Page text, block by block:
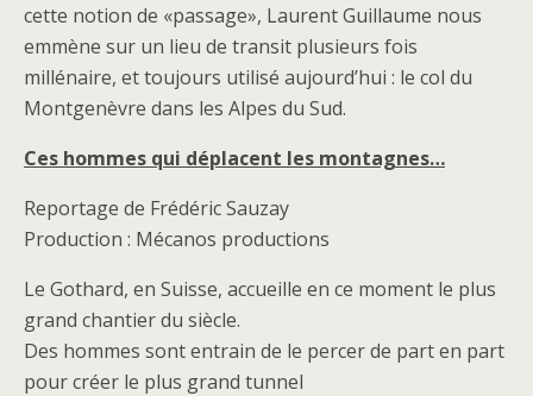
cette notion de «passage», Laurent Guillaume nous
emmène sur un lieu de transit plusieurs fois
millénaire, et toujours utilisé aujourd’hui : le col du
Montgenèvre dans les Alpes du Sud.
Ces hommes qui déplacent les montagnes…
Reportage de Frédéric Sauzay
Production : Mécanos productions
Le Gothard, en Suisse, accueille en ce moment le plus
grand chantier du siècle.
Des hommes sont entrain de le percer de part en part
pour créer le plus grand tunnel